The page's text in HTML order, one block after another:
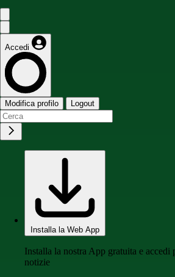
Accedi
Modifica profilo Logout
Installa la Web App
Installa la nostra App gratuita e accedi
notizie